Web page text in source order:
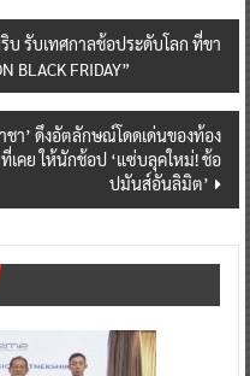
บ รับเทศกาลช้อประดับโลก ที่ขา
BLACK FRIDAY”
ชา’ ดึงอัตลักษณ์โดดเด่นของท้อง
เคย ให้นักช้อป ‘แซ่บลุคใหม่! ช้อ
ปมันส์อันลิมิต’